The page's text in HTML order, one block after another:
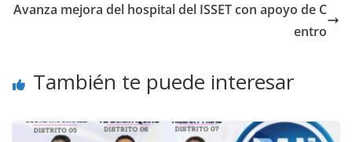
Avanza mejora del hospital del ISSET con apoyo de C
entro
También te puede interesar